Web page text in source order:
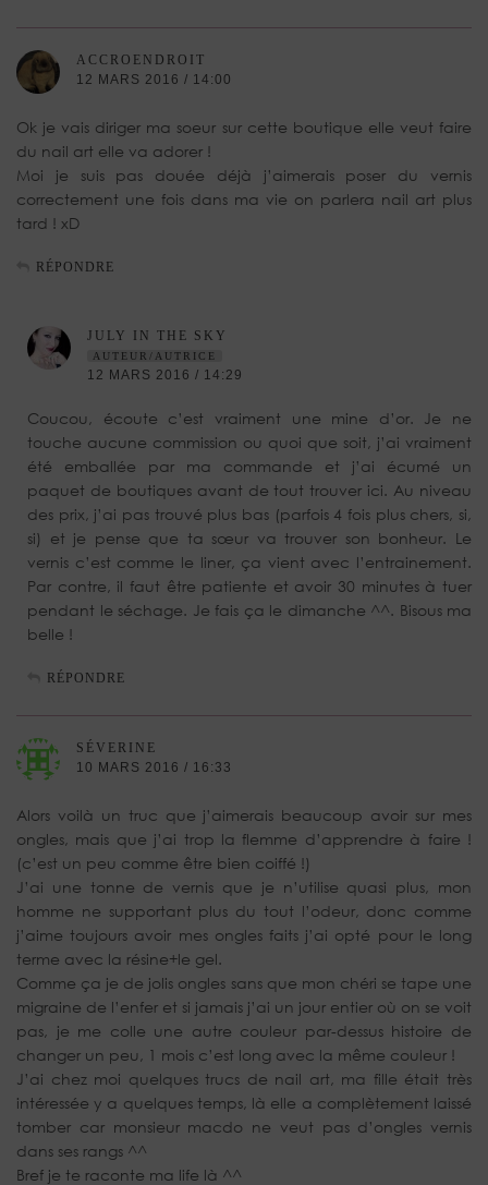
ACCROENDROIT
12 MARS 2016 / 14:00
Ok je vais diriger ma soeur sur cette boutique elle veut faire
du nail art elle va adorer !
Moi je suis pas douée déjà j’aimerais poser du vernis
correctement une fois dans ma vie on parlera nail art plus
tard ! xD
RÉPONDRE
JULY IN THE SKY
AUTEUR/AUTRICE
12 MARS 2016 / 14:29
Coucou, écoute c’est vraiment une mine d’or. Je ne
touche aucune commission ou quoi que soit, j’ai vraiment
été emballée par ma commande et j’ai écumé un
paquet de boutiques avant de tout trouver ici. Au niveau
des prix, j’ai pas trouvé plus bas (parfois 4 fois plus chers, si,
si) et je pense que ta sœur va trouver son bonheur. Le
vernis c’est comme le liner, ça vient avec l’entrainement.
Par contre, il faut être patiente et avoir 30 minutes à tuer
pendant le séchage. Je fais ça le dimanche ^^. Bisous ma
belle !
RÉPONDRE
SÉVERINE
10 MARS 2016 / 16:33
Alors voilà un truc que j’aimerais beaucoup avoir sur mes
ongles, mais que j’ai trop la flemme d’apprendre à faire !
(c’est un peu comme être bien coiffé !)
J’ai une tonne de vernis que je n’utilise quasi plus, mon
homme ne supportant plus du tout l’odeur, donc comme
j’aime toujours avoir mes ongles faits j’ai opté pour le long
terme avec la résine+le gel.
Comme ça je de jolis ongles sans que mon chéri se tape une
migraine de l’enfer et si jamais j’ai un jour entier où on se voit
pas, je me colle une autre couleur par-dessus histoire de
changer un peu, 1 mois c’est long avec la même couleur !
J’ai chez moi quelques trucs de nail art, ma fille était très
intéressée y a quelques temps, là elle a complètement laissé
tomber car monsieur macdo ne veut pas d’ongles vernis
dans ses rangs ^^
Bref je te raconte ma life là ^^